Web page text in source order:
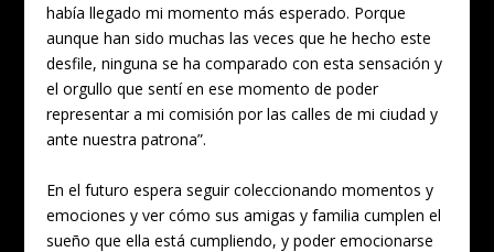
había llegado mi momento más esperado. Porque
aunque han sido muchas las veces que he hecho este
desfile, ninguna se ha comparado con esta sensación y
el orgullo que sentí en ese momento de poder
representar a mi comisión por las calles de mi ciudad y
ante nuestra patrona”.
En el futuro espera seguir coleccionando momentos y
emociones y ver cómo sus amigas y familia cumplen el
sueño que ella está cumpliendo, y poder emocionarse